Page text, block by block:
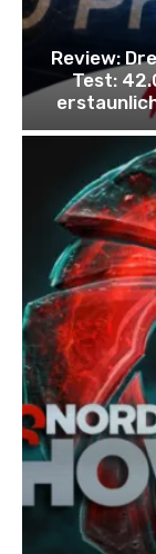
Review:
Test: